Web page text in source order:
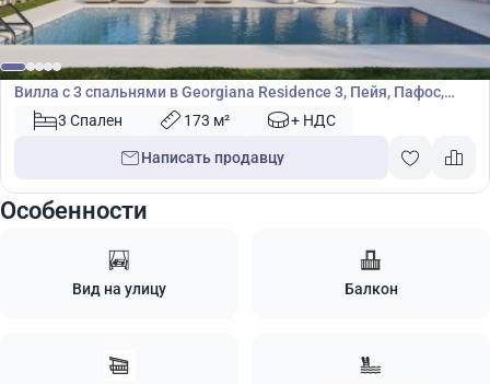
€795 000
Вилла
Вилла с 3 спальнями в Georgiana Residence 3, Пейя, Пафос,
Кипр № 22292
3 Спален 173 м² + НДС
Написать продавцу
Особенности
Вид на улицу Балкон